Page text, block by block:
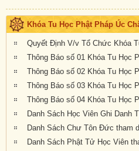
Khóa Tu Học Phật Pháp Úc
Quyết Định V/v Tổ Chức Khóa
Thông Báo số 01 Khóa Tu Học
Thông Báo số 02 Khóa Tu Học
Thông Báo số 03 Khóa Tu Học
Thông Báo số 04 Khóa Tu Học